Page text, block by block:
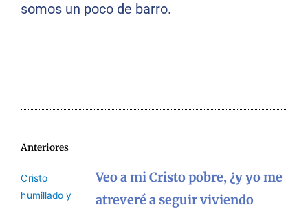
somos un poco de barro.
Anteriores
Veo a mi Cristo pobre, ¿y yo me
atreveré a seguir viviendo